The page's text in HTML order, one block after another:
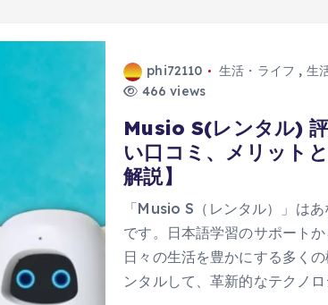
phi72110 生活・ライフ , 生
466 views
Musio S(レンタル)
い口コミ、メリット
解説】
「Musio S（レンタル）」は
です。日本語学習のサポート
日々の生活を豊かにする多く
ンタルして、革新的なテクノ